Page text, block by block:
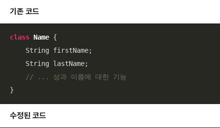
기존 코드
class Name {
    String firstName;
    String lastName;
// ... 성과 이름에 대한 기능
}
수정된 코드